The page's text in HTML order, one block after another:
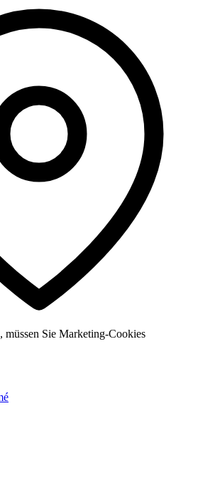
müssen Sie Marketing-Cookies